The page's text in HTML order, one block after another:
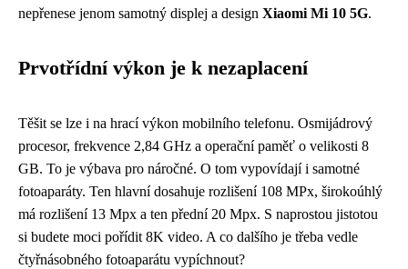
nepřenese jenom samotný displej a design Xiaomi Mi 10 5G.
Prvotřídní výkon je k nezaplacení
Těšit se lze i na hrací výkon mobilního telefonu. Osmijádrový
procesor, frekvence 2,84 GHz a operační paměť o velikosti 8
GB. To je výbava pro náročné. O tom vypovídají i samotné
fotoaparáty. Ten hlavní dosahuje rozlišení 108 MPx, širokoúhlý
má rozlišení 13 Mpx a ten přední 20 Mpx. S naprostou jistotou
si budete moci pořídit 8K video. A co dalšího je třeba vedle
čtyřnásobného fotoaparátu vypíchnout?